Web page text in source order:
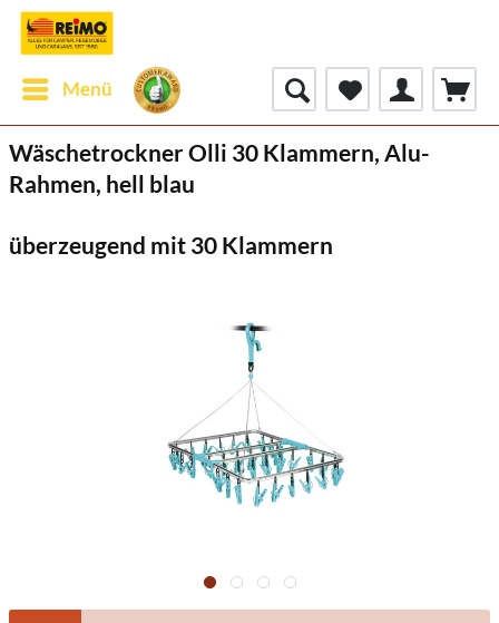
Menü
Wäschetrockner Olli 30 Klammern, Alu-
Rahmen, hell blau
überzeugend mit 30 Klammern